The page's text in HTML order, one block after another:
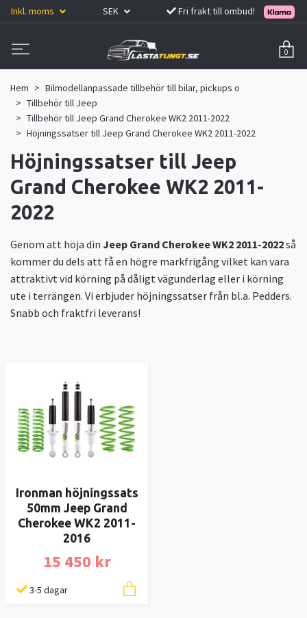
Inkl. moms SEK Fri frakt till ombud!
0
Hem
Bilmodellanpassade tillbehör till bilar, pickups o
Tillbehör till Jeep
Tillbehör till Jeep Grand Cherokee WK2 2011-2022
Höjningssatser till Jeep Grand Cherokee WK2 2011-2022
Höjningssatser till Jeep
Grand Cherokee WK2 2011-
2022
Genom att höja din Jeep Grand Cherokee WK2 2011-2022så
kommer du dels att få en högre markfrigång vilket kan vara
attraktivt vid körning på dåligt vägunderlag eller i körning
ute i terrängen. Vi erbjuder höjningssatser från bl.a. Pedders.
Snabb och fraktfri leverans!
Ironman höjningssats
50mm Jeep Grand
Cherokee WK2 2011-
2016
15 450 kr
3-5 dagar